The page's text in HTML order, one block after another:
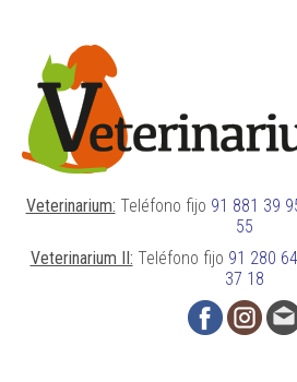
Veterinarium: Teléfono fijo 91 881 39
55
Veterinarium II: Teléfono fijo 91 280
37 18